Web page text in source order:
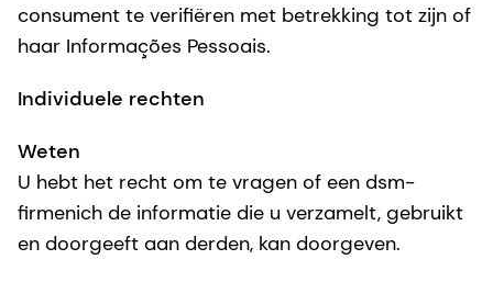
consument te verifiëren met betrekking tot zijn of
haar Informações Pessoais.
Individuele rechten
Weten
U hebt het recht om te vragen of een dsm-
firmenich de informatie die u verzamelt, gebruikt
en doorgeeft aan derden, kan doorgeven.